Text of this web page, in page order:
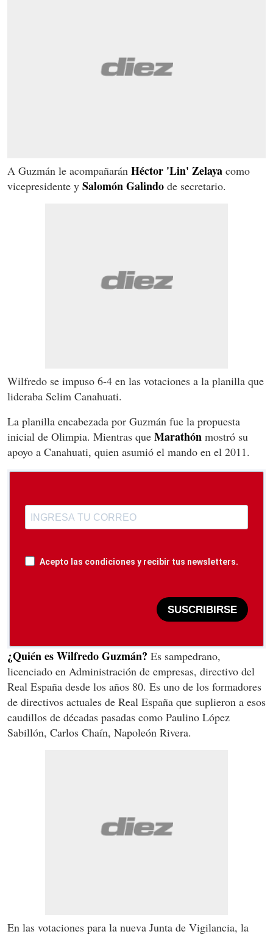
A Guzmán le acompañarán Héctor 'Lin' Zelaya como
vicepresidente y Salomón Galindo de secretario.
Wilfredo se impuso 6-4 en las votaciones a la planilla que
lideraba Selim Canahuati.
La planilla encabezada por Guzmán fue la propuesta
inicial de Olimpia. Mientras que Marathón mostró su
apoyo a Canahuati, quien asumió el mando en el 2011.
Acepto las condiciones y recibir tus newsletters.
SUSCRIBIRSE
¿Quién es Wilfredo Guzmán? Es sampedrano,
licenciado en Administración de empresas, directivo del
Real España desde los años 80. Es uno de los formadores
de directivos actuales de Real España que suplieron a esos
caudillos de décadas pasadas como Paulino López
Sabillón, Carlos Chaín, Napoleón Rivera.
En las votaciones para la nueva Junta de Vigilancia, la